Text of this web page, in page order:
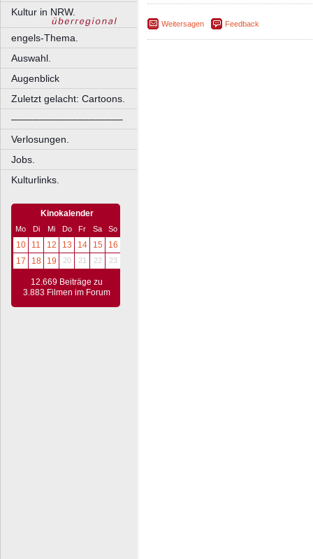
Kultur in NRW.
engels-Thema.
Auswahl.
Augenblick
Zuletzt gelacht: Cartoons.
––––––––––––––––––––
Verlosungen.
Jobs.
Kulturlinks.
Kinokalender
Mo Di Mi Do Fr Sa So
10 11 12 13 14 15
16
17
18 19 20 21 22 23
12.669 Beiträge zu
3.883 Filmen im Forum
Weitersagen Feedback